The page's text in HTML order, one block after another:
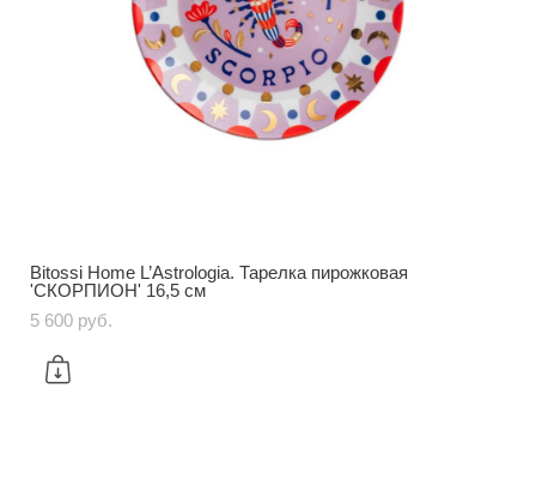
Bitossi Home L’Astrologia. Тарелка пирожковая
'СКОРПИОН' 16,5 см
5 600 pуб.